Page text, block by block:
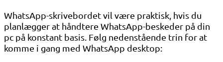
WhatsApp-skrivebordet vil være praktisk, hvis du
planlægger at håndtere WhatsApp-beskeder på din
pc på konstant basis. Følg nedenstående trin for at
komme i gang med WhatsApp desktop: